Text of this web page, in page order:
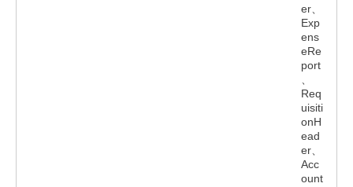
er、
Exp
ens
eRe
port
Req
uisiti
onH
ead
er、
Acc
ount